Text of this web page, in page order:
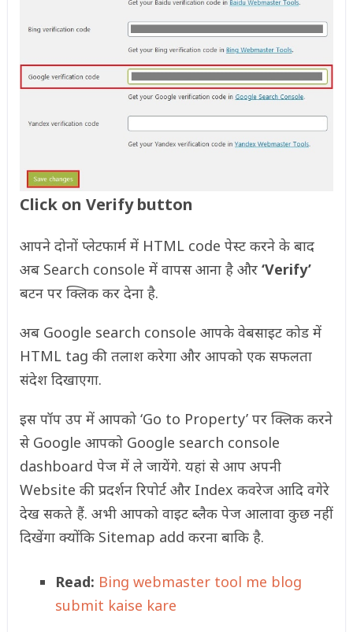
Click on Verify button
आपने दोनों प्लेटफार्म में HTML code पेस्ट करने के बाद
अब Search console में वापस आना है और‘Verify’
बटन पर क्लिक कर देना है.
अब Google search console आपके वेबसाइट कोड में
HTML tag की तलाश करेगा और आपको एक सफलता
संदेश दिखाएगा.
इस पॉप उप में आपको ‘Go to Property’ पर क्लिक करने
से Google आपको Google search console
dashboard पेज में ले जायेंगे. यहां से आप अपनी
Website की प्रदर्शन रिपोर्ट और Index कवरेज आदि वगेरे
देख सकते हैं. अभी आपको वाइट ब्लैक पेज आलावा कुछ नहीं
दिखेंगा क्योंकि Sitemap add करना बाकि है.
Read: Bing webmaster tool me blog
submit kaise kare